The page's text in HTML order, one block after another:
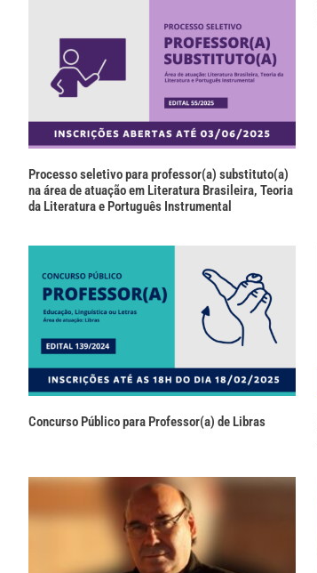
Processo seletivo para professor(a) substituto(a)
na área de atuação em Literatura Brasileira, Teoria
da Literatura e Português Instrumental
Concurso Público para Professor(a) de Libras